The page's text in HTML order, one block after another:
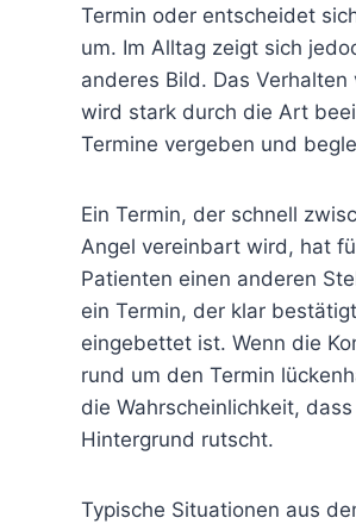
Termin oder entscheidet
um. Im Alltag zeigt sich
anderes Bild. Das Verhalten
wird stark durch die Art
Termine vergeben und
Ein Termin, der schnell
Angel vereinbart wird, hat
Patienten einen anderen
ein Termin, der klar
eingebettet ist. Wenn die
rund um den Termin
die Wahrscheinlichkeit,
Hintergrund rutscht.
Typische Situationen aus